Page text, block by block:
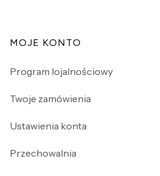
Linki w stopce
MOJE KONTO
Program lojalnościowy
Twoje zamówienia
Ustawienia konta
Przechowalnia